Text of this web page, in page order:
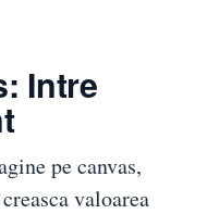
Intre
pe canvas,
valoarea